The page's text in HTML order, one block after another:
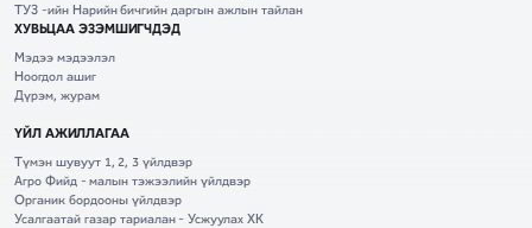
ТУЗ -ийн Нарийн бичгийн даргын ажлын тайлан
ХУВЬЦАА ЭЗЭМШИГЧДЭД
Мэдээ мэдээлэл
Ноогдол ашиг
Дүрэм, журам
ҮЙЛ АЖИЛЛАГАА
Түмэн шувуут 1, 2, 3 үйлдвэр
Агро Фийд - малын тэжээлийн үйлдвэр
Органик бордооны үйлдвэр
Усалгаатай газар тариалан - Усжуулах ХК